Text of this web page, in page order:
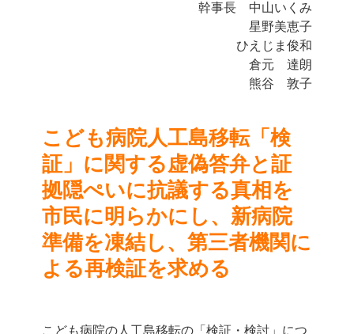
幹事長 中山いくみ
星野美恵子
ひえじま俊和
倉元 達朗
熊谷 敦子
こども病院人工島移転「検
証」に関する虚偽答弁と証
拠隠ぺいに抗議する真相を
市民に明らかにし、新病院
準備を凍結し、第三者機関に
よる再検証を求める
こども病院の人工島移転の「検証・検討」につ